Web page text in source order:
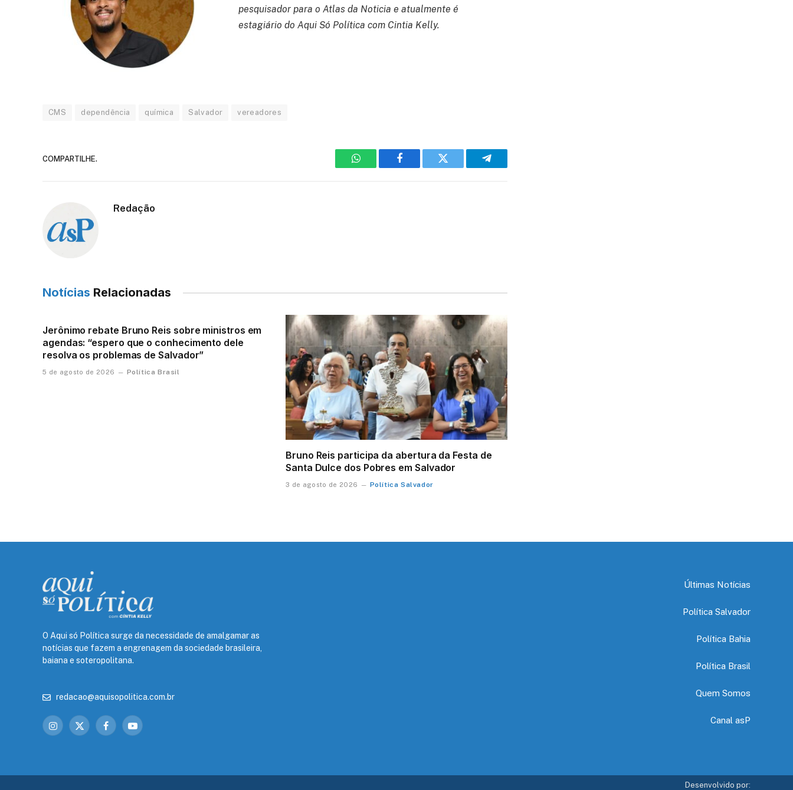
pesquisador para o Atlas da Noticia e atualmente é
estagiário do Aqui Só Política com Cintia Kelly.
CMS dependência química Salvador vereadores
COMPARTILHE.
WhatsAppFacebook Twitter Telegram
Redação
Notícias Relacionadas
Jerônimo rebate Bruno Reis sobre ministros em
agendas: “espero que o conhecimento dele
resolva os problemas de Salvador”
5 de agosto de 2026 Política Brasil
Bruno Reis participa da abertura da Festa de
Santa Dulce dos Pobres em Salvador
3 de agosto de 2026 Política Salvador
O Aqui só Política surge da necessidade de amalgamar as
notícias que fazem a engrenagem da sociedade brasileira,
baiana e soteropolitana.
redacao@aquisopolitica.com.br
Instagram
X
FacebookYouTube
Últimas Notícias
Política Salvador
Política Bahia
Política Brasil
Quem Somos
Canal asP
Desenvolvido por: